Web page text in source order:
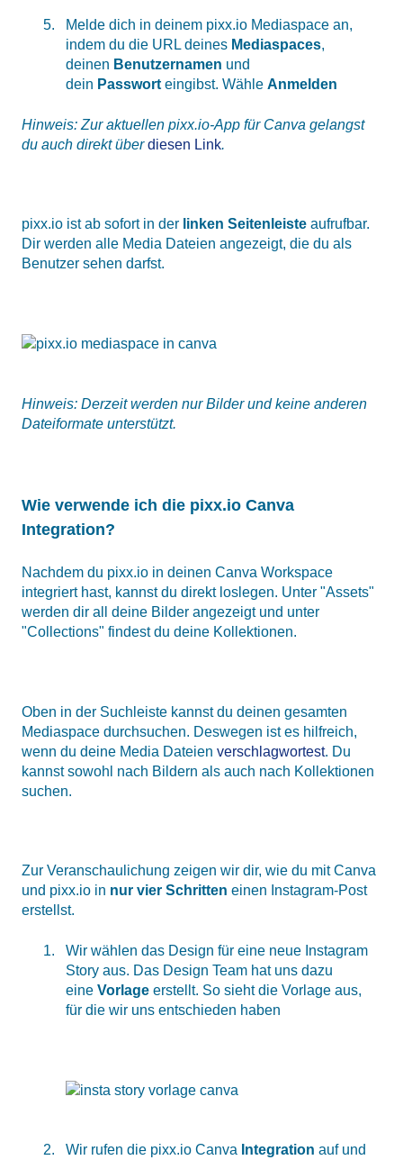
Melde dich in deinem pixx.io Mediaspace an,
indem du die URL deines Mediaspaces,
deinen Benutzernamen und
dein Passwort eingibst. Wähle Anmelden
Hinweis: Zur aktuellen pixx.io-App für Canva gelangst
du auch direkt überdiesen Link.
pixx.io ist ab sofort in der linken Seitenleiste aufrufbar.
Dir werden alle Media Dateien angezeigt, die du als
Benutzer sehen darfst.
Hinweis: Derzeit werden nur Bilder und keine anderen
Dateiformate unterstützt.
Wie verwende ich die pixx.io Canva
Integration?
Nachdem du pixx.io in deinen Canva Workspace
integriert hast, kannst du direkt loslegen. Unter "Assets"
werden dir all deine Bilder angezeigt und unter
"Collections" findest du deine Kollektionen.
Oben in der Suchleiste kannst du deinen gesamten
Mediaspace durchsuchen. Deswegen ist es hilfreich,
wenn du deine Media Dateien verschlagwortest. Du
kannst sowohl nach Bildern als auch nach Kollektionen
suchen.
Zur Veranschaulichung zeigen wir dir, wie du mit Canva
und pixx.io in nur vier Schritten einen Instagram-Post
erstellst.
Wir wählen das Design für eine neue Instagram
Story aus. Das Design Team hat uns dazu
eine Vorlage erstellt. So sieht die Vorlage aus,
für die wir uns entschieden haben
Wir rufen die pixx.io Canva Integration auf und